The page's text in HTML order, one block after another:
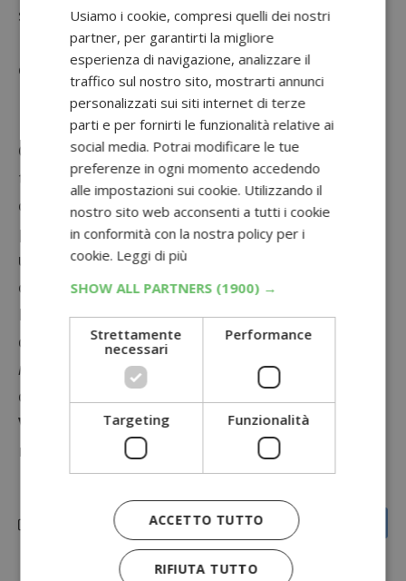
seguendo questo link.
Da segnalare infine ilgruppo Wind
clienti di questo operatore telefonico è
possibile ottenere dei vantaggi ricaricando il
proprio credito del telefonino.
Quasi mensilmente questa compagnia
telefonica promuove un concorso dedicato ai
clienti che ricaricano la propria SIM
permettendogli di vincere smartphone di
ultima generazione e ricariche telefoniche
omaggio.
Per risparmiare su questa spesa mensile
quindi, basta cercare di
concentrare le proprie
ricariche
nei periodi promozionali, a seconda
del proprio operatore telefonico.
Vuoi saperne di più?
Leggi ancheCome
risparmiare sulle bollette del telefono
Usiamo i cookie, compresi quelli dei nostri
partner, per garantirti la migliore
esperienza di navigazione, analizzare il
traffico sul nostro sito, mostrarti annunci
personalizzati sui siti internet di terze
parti e per fornirti le funzionalità relative ai
social media. Potrai modificare le tue
preferenze in ogni momento accedendo
alle impostazioni sui cookie. Utilizzando il
nostro sito web acconsenti a tutti i cookie
in conformità con la nostra policy per i
cookie. Leggi di più
SHOW ALL PARTNERS (1900) →
Strettamente
necessari
Performance
Targeting Funzionalità
ACCETTO TUTTO
RIFIUTA TUTTO